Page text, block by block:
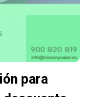
para